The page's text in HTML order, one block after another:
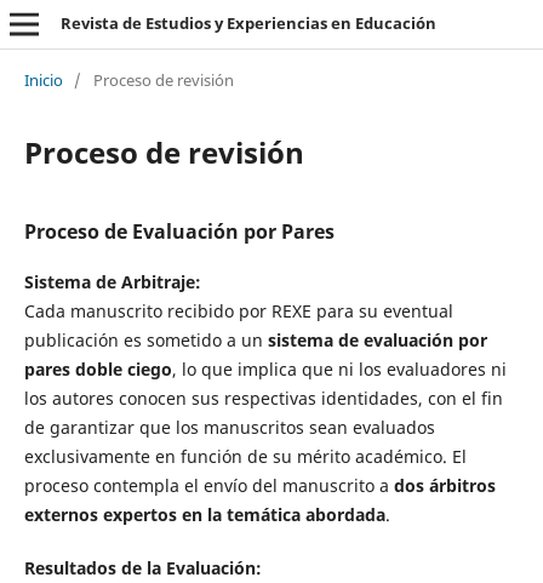
Revista de Estudios y Experiencias en Educación
Inicio / Proceso de revisión
Proceso de revisión
Proceso de Evaluación por Pares
Sistema de Arbitraje:
Cada manuscrito recibido por REXE para su eventual
publicación es sometido a un sistema de evaluación por
pares doble ciego, lo que implica que ni los evaluadores ni
los autores conocen sus respectivas identidades, con el fin
de garantizar que los manuscritos sean evaluados
exclusivamente en función de su mérito académico. El
proceso contempla el envío del manuscrito a dos árbitros
externos expertos en la temática abordada.
Resultados de la Evaluación: